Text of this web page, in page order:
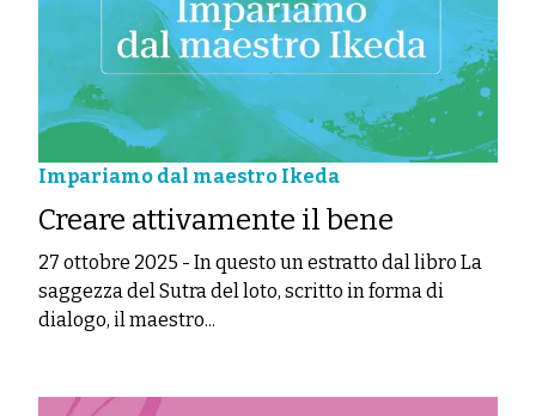
Impariamo dal maestro Ikeda
Creare attivamente il bene
27 ottobre 2025 - In questo un estratto dal libro La
saggezza del Sutra del loto, scritto in forma di
dialogo, il maestro...